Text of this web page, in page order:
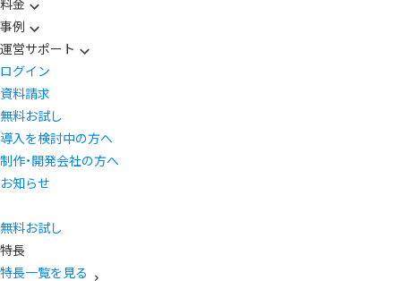
料金
事例
運営サポート
ログイン
資料請求
無料お試し
導入を検討中の方へ
制作・開発会社の方へ
お知らせ
無料お試し
特長
特長一覧を見る